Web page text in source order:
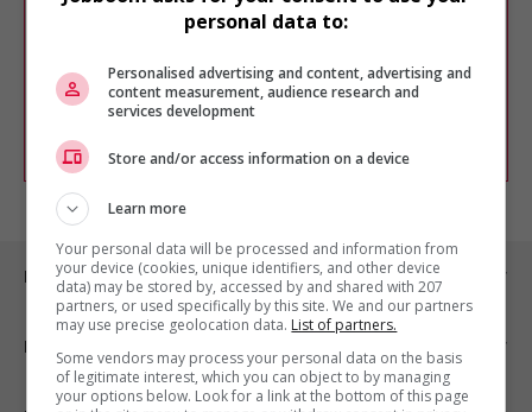
Veuillez faire une nouvelle recherche.
outils pour raffiner votre recherche, ou
chercher un poste selon votre profil
d'intérêt en emploi en vous
Emplois par ville
Emplois par secteur
personal data to:
Personalised advertising and content, advertising and
content measurement, audience research and
services development
Store and/or access information on a device
Learn more
Your personal data will be processed and information from
your device (cookies, unique identifiers, and other device
data) may be stored by, accessed by and shared with 207
partners, or used specifically by this site. We and our partners
may use precise geolocation data. List of partners.
Some vendors may process your personal data on the basis
of legitimate interest, which you can object to by managing
your options below. Look for a link at the bottom of this page